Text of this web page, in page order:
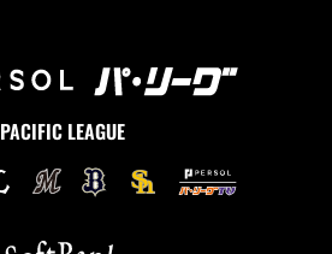
PACIFIC LEAGUE